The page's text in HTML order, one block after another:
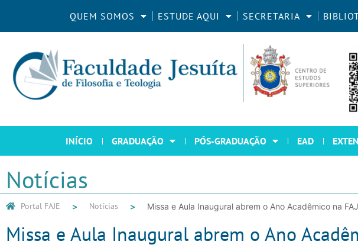
QUEM SOMOS ESTUDE AQUI SECRETARIA
INÍCIO GRADUAÇÃO PÓS-GRADUAÇÃO EAD
Notícias
Portal FAJE Notícias Missa e Aula Inaugural abrem o Ano Acadêmico na
Missa e Aula Inaugural abrem o Ano